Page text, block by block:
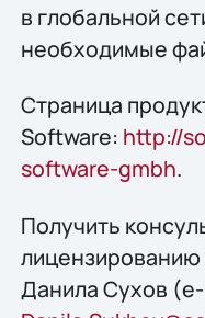
в глобальной
необходимые
Страница
Software: http://
software-gmbh.
Получить
Данила Сухов